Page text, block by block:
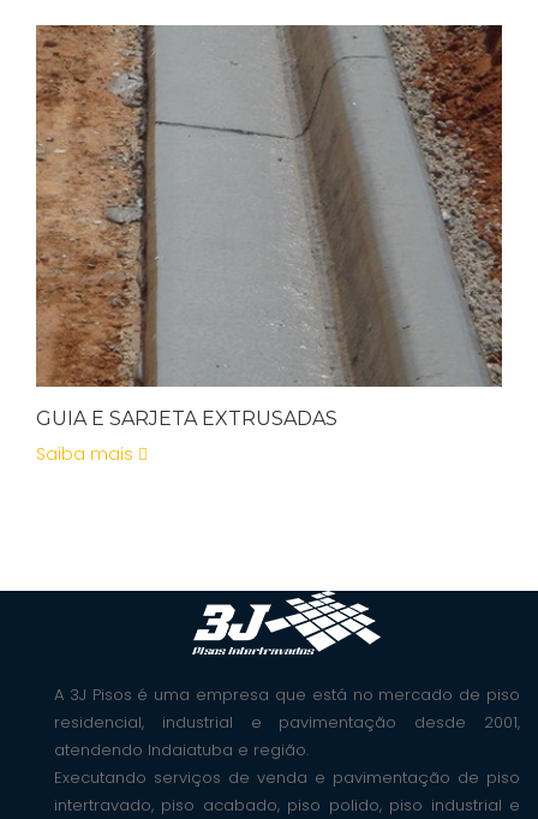
GUIA E SARJETA EXTRUSADAS
Saiba mais
A 3J Pisos é uma empresa que está no mercado de piso
residencial, industrial e pavimentação desde 2001,
atendendo Indaiatuba e região.
Executando serviços de venda e pavimentação de piso
intertravado, piso acabado, piso polido, piso industrial e